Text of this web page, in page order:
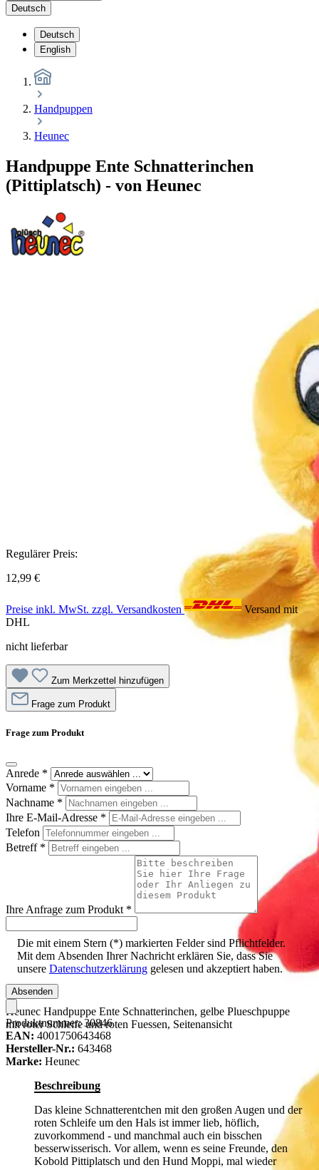
Deutsch
Deutsch
English
Handpuppen
Heunec
Handpuppe Ente Schnatterinchen
(Pittiplatsch) - von Heunec
Heunec Handpuppe Ente Schnatterinchen, gelbe Plueschpuppe
mit roter Schleife und roten Fuessen, Seitenansicht
Regulärer Preis:
12,99 €
Preise inkl. MwSt. zzgl. Versandkosten
Versand mit
DHL
nicht lieferbar
Zum Merkzettel hinzufügen
Frage zum Produkt
Frage zum Produkt
Anrede *
Vorname *
Nachname *
Ihre E-Mail-Adresse *
Telefon
Betreff *
Ihre Anfrage zum Produkt *
Die mit einem Stern (*) markierten Felder sind Pflichtfelder.
Mit dem Absenden Ihrer Nachricht erklären Sie, dass Sie
unsere Datenschutzerklärung gelesen und akzeptiert haben.
Absenden
Produktnummer:30846
EAN: 4001750643468
Hersteller-Nr.: 643468
Marke: Heunec
Beschreibung
Das kleine Schnatterentchen mit den großen Augen und der
roten Schleife um den Hals ist immer lieb, höflich,
zuvorkommend - und manchmal auch ein bisschen
besserwisserisch. Vor allem, wenn es seine Freunde, den
Kobold Pittiplatsch und den Hund Moppi, mal wieder